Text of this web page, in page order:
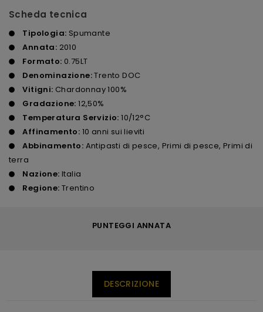
Scheda tecnica
Tipologia: Spumante
Annata: 2010
Formato: 0.75LT
Denominazione:Trento DOC
Vitigni: Chardonnay 100%
Gradazione:12,50%
Temperatura Servizio:10/12°C
Affinamento: 10 anni sui lieviti
Abbinamento: Antipasti di pesce, Primi di pesce, Primi di
terra
Nazione:Italia
Regione:Trentino
PUNTEGGI ANNATA
DESCRIZIONE